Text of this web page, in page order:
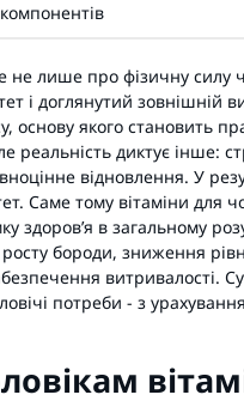
не лише про фізичну силу
і доглянутий
основу якого становить
реальність диктує інше:
відновлення. У
Саме тому вітаміни для
здоров’я в загальному
бороди, зниження
витривалості.
потреби - з